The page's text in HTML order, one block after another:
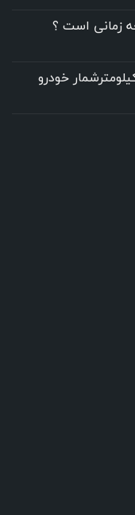
زمانی است ؟
خودرو